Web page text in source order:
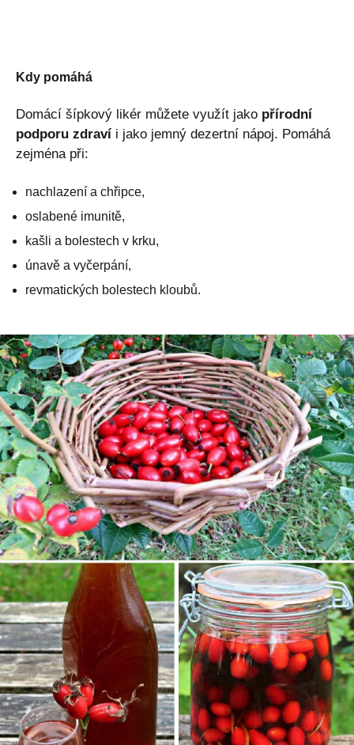
Kdy pomáhá
Domácí šípkový likér můžete využít jako přírodní
podporu zdraví i jako jemný dezertní nápoj. Pomáhá
zejména při:
nachlazení a chřipce,
oslabené imunitě,
kašli a bolestech v krku,
únavě a vyčerpání,
revmatických bolestech kloubů.